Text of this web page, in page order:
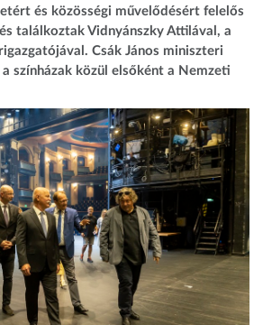
és közösségi művelődésért felelős
találkoztak Vidnyánszky Attilával, a
Csák János miniszteri
színházak közül elsőként a Nemzeti